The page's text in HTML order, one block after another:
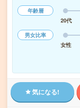
年齢層
20代
男女比率
女性
気になる!